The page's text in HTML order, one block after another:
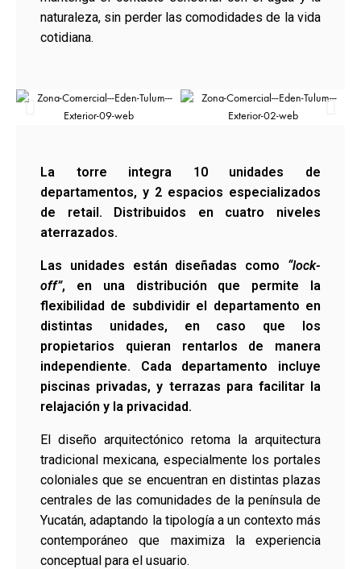
naturaleza, sin perder las comodidades de la vida
cotidiana.
La torre integra 10 unidades de
departamentos, y 2 espacios especializados
de retail. Distribuidos en cuatro niveles
aterrazados.
Las unidades están diseñadas como “lock-
off”, en una distribución que permite la
flexibilidad de subdividir el departamento en
distintas unidades, en caso que los
propietarios quieran rentarlos de manera
independiente. Cada departamento incluye
piscinas privadas, y terrazas para facilitar la
relajación y la privacidad.
El diseño arquitectónico retoma la arquitectura
tradicional mexicana, especialmente los portales
coloniales que se encuentran en distintas plazas
centrales de las comunidades de la península de
Yucatán, adaptando la tipología a un contexto más
contemporáneo que maximiza la experiencia
conceptual para el usuario.